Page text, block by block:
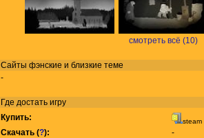
смотреть всё (10)
Сайты фэнские и близкие теме
-
Где достать игру
Купить:
steam
Скачать (?): -